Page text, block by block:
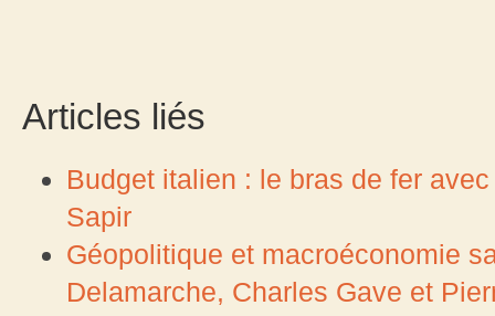
Articles liés
Budget italien : le bras de fer
Sapir
Géopolitique et macroéconomie
Delamarche, Charles Gave et